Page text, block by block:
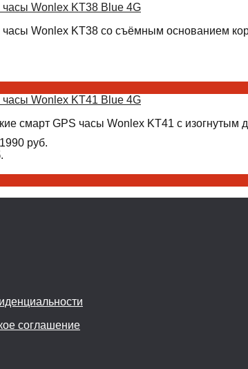
Wonlex KT38 Blue 4G
Wonlex KT38 со съёмным основанием
Wonlex KT41 Blue 4G
смарт GPS часы Wonlex KT41 с изогнутым
руб.
соглашение